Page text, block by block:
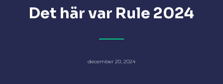
Det här var Rule 2024
december 20, 2024